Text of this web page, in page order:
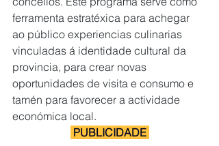
ferramenta estratéxica para achegar
ao público experiencias culinarias
vinculadas á identidade cultural da
provincia, para crear novas
oportunidades de visita e consumo e
tamén para favorecer a actividade
económica local.
PUBLICIDADE